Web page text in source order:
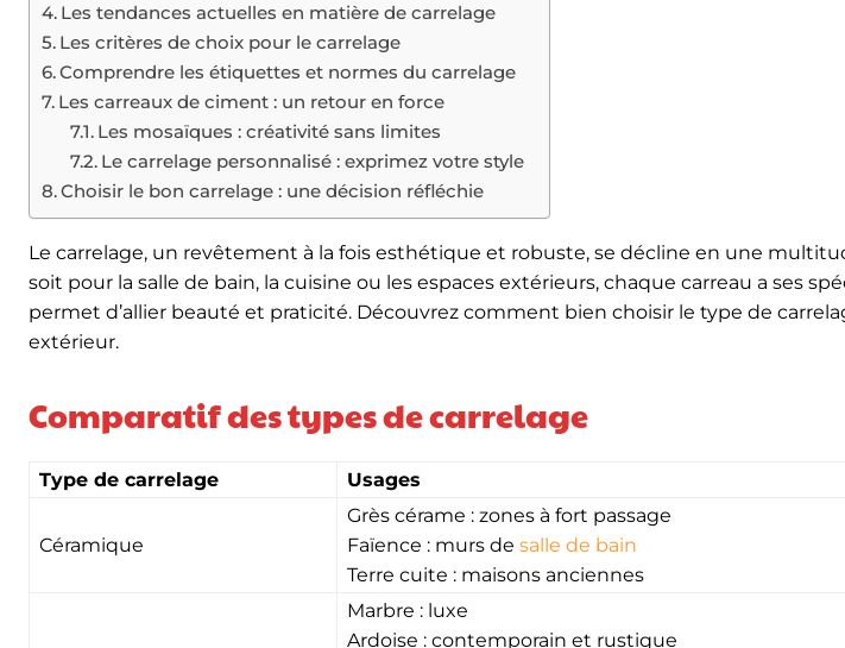
Les tendances actuelles en matière de carrelage
Les critères de choix pour le carrelage
Comprendre les étiquettes et normes du carrelage
Les carreaux de ciment : un retour en force
Les mosaïques : créativité sans limites
Le carrelage personnalisé : exprimez votre style
Choisir le bon carrelage : une décision réfléchie
Le carrelage, un revêtement à la fois esthétique et robuste, se décline en une
soit pour la salle de bain, la cuisine ou les espaces extérieurs, chaque carreau a ses
permet d’allier beauté et praticité. Découvrez comment bien choisir le type de
extérieur.
Comparatif des types de carrelage
Type de carrelage Usages
Céramique
Grès cérame : zones à fort passage
Faïence : murs de salle de bain
Terre cuite : maisons anciennes
Marbre : luxe
Ardoise : contemporain et rustique